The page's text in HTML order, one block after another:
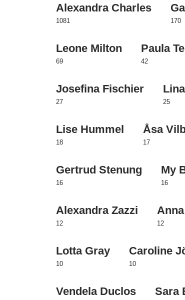
Alexandra Charles
1081 170
Leone Milton
69
Paula
42
Josefina Fischier
27 25
Lise Hummel
18
Åsa
17
Gertrud Stenung
16
My
16
Alexandra Zazzi
12 12
Lotta Gray
10
Caroline
10
Vendela Duclos Sara